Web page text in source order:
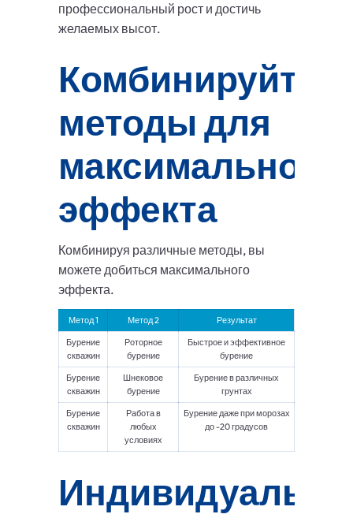
профессиональный рост и достичь
желаемых высот.
Комбинируйте
методы для
максимального
эффекта
Комбинируя различные методы, вы
можете добиться максимального
эффекта.
Метод 1 Метод 2
Результат
Бурение
скважин
Роторное
бурение
Быстрое и эффективное
бурение
Бурение
скважин
Шнековое
бурение
Бурение в различных
грунтах
Бурение
скважин
Работа в
любых
условиях
Бурение даже при морозах
до -20 градусов